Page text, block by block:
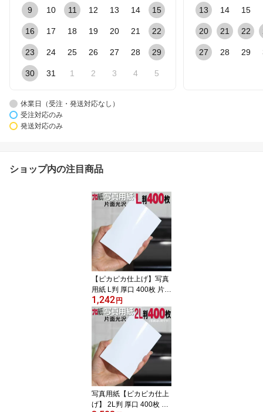
9 10 11 12 13 14 15
16 17 18 19 20 21 22
23 24 25 26 27 28 29
30 31 1 2 3 4 5
13 14 15
20 21 22
27 28 29
休業日（受注・発送対応なし）
受注対応のみ
発送対応のみ
ショップ内の注目商品
【ピカピカ仕上げ】写真
用紙 L判 厚口 400枚 片面
光沢 | フォト用紙 インク
ジェットプリンター用 キ
ャノン エプソン canon
インクジェット プリント
プリンター 印刷用紙 ペ
ーパー スマホ 光沢紙 厚
手 画像 ハンドメイド 大
容量 きれい 手作り デジ
タル カメラ アルバム
1,242 円
写真用紙【ピカピカ仕上
げ】 2L判 厚口 400枚 片